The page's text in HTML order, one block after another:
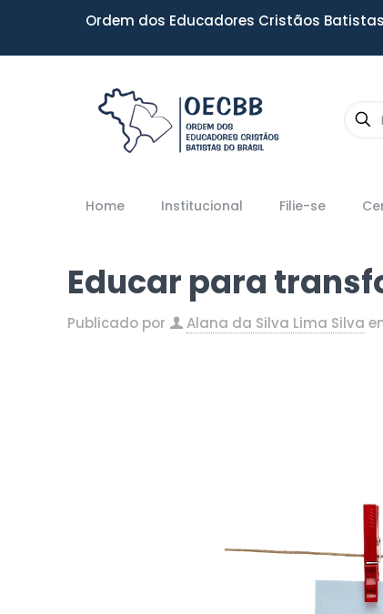
Ordem dos Educadores Cristãos
Home Institucional Filie-se
Educar para
Publicado por Alana da Silva Lima Silva